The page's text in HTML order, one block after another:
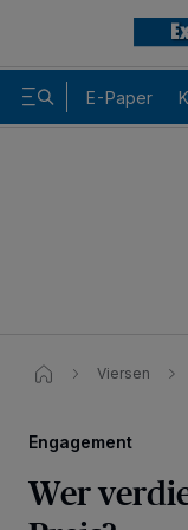
E-Paper
Viersen
Engagement
Wer